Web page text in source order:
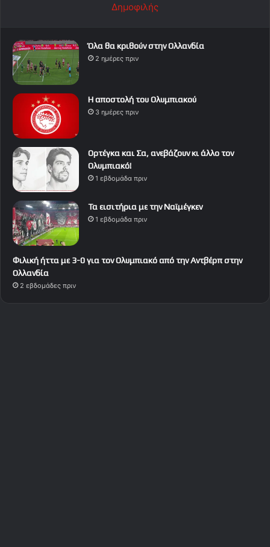
Δημοφιλής
Όλα θα κριθούν στην Ολλανδία
2 ημέρες πριν
Η αποστολή του Ολυμπιακού
3 ημέρες πριν
Ορτέγκα και Σα, ανεβάζουν κι άλλο τον
Ολυμπιακό!
1 εβδομάδα πριν
Τα εισιτήρια με την Ναϊμέγκεν
1 εβδομάδα πριν
Φιλική ήττα με 3-0 για τον Ολυμπιακό από την Αντβέρπ στην
Ολλανδία
2 εβδομάδες πριν